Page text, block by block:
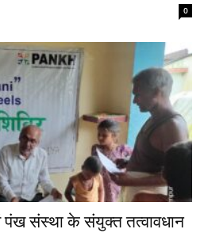
0
संस्था के संयुक्त तत्वावधान